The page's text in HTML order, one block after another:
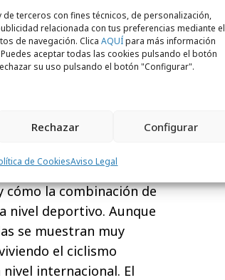
terceros con fines técnicos, de personalización,
relacionada con tus preferencias mediante el
de navegación. Clica AQUÍpara más información
aceptar todas las cookies pulsando el botón
su uso pulsando el botón "Configurar".
Rechazar Configurar
de CookiesAviso Legal
por la reconocida
de imágenes,
esta dualidad
ciclistas hasta hoy.
profesional en la
a través de sus
que superar hasta
cómo la combinación de
nivel deportivo. Aunque
se muestran muy
el ciclismo
internacional. El